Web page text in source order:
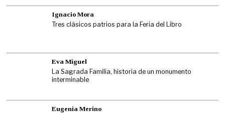
Ignacio Mora
Tres clásicos patrios para la Feria del Libro
Eva Miguel
La Sagrada Familia, historia de un monumento
interminable
Eugenia Merino